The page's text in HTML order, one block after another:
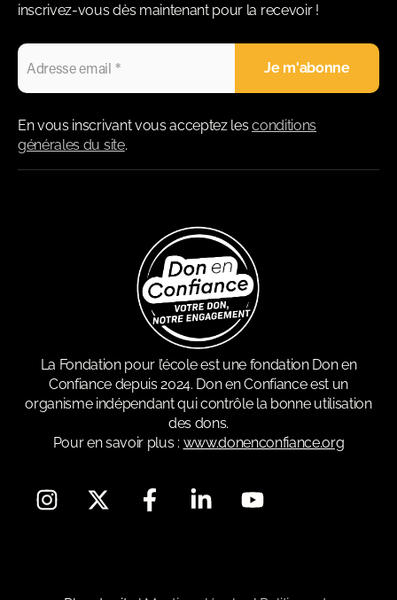
inscrivez-vous dès maintenant pour la recevoir !
En vous inscrivant vous acceptez lesconditions
générales du site.
La Fondation pour l’école est une fondation Don en
Confiance depuis 2024. Don en Confiance est un
organisme indépendant qui contrôle la bonne utilisation
des dons.
Pour en savoir plus : www.donenconfiance.org